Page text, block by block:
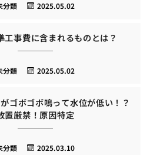
2025.05.02
分類
工事費に含まれるものとは？
2025.05.02
分類
がゴボゴボ鳴って水位が低い！？
置厳禁！原因特定
2025.03.10
分類